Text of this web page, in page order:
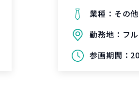
業種： その他
勤務地： フ
参画期間：